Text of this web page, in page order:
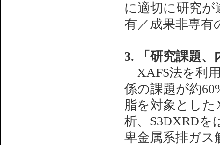
に適切に研究
有／成果非専有
3. 「研究課題
XAFS法を利
係の課題が約
脂を対象とし
析、S3DXRD
卑金属系排ガス